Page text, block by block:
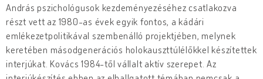
András pszichológusok kezdeményezéséhez csatlakozva
részt vett az 1980-as évek egyik fontos, a kádári
emlékezetpolitikával szembenálló projektjében, melynek
keretében másodgenerációs holokauszttúlélőkkel készítettek
interjúkat. Kovács 1984-től vállalt aktív szerepet. Az